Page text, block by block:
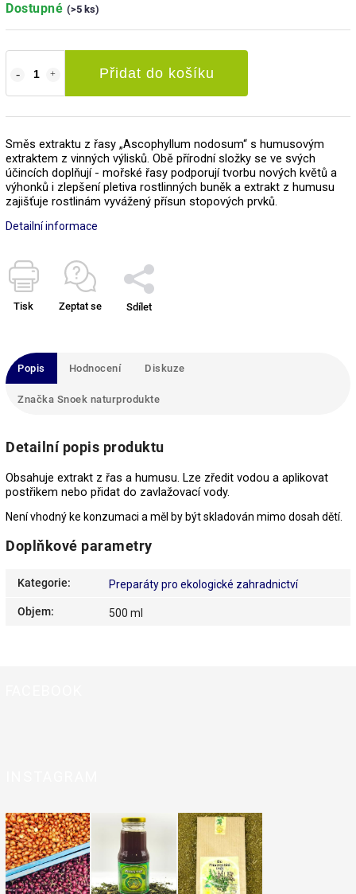
Dostupné (>5 ks)
Přidat do košíku
Směs extraktu z řasy „Ascophyllum nodosum“ s humusovým
extraktem z vinných výlisků. Obě přírodní složky se ve svých
účincích doplňují - mořské řasy podporují tvorbu nových květů a
výhonků i zlepšení pletiva rostlinných buněk a extrakt z humusu
zajišťuje rostlinám vyvážený přísun stopových prvků.
Detailní informace
Tisk Zeptat se Sdílet
Popis Hodnocení Diskuze
Značka Snoek naturprodukte
Detailní popis produktu
Obsahuje extrakt z řas a humusu. Lze zředit vodou a aplikovat
postřikem nebo přidat do zavlažovací vody.
Není vhodný ke konzumaci a měl by být skladován mimo dosah dětí.
Doplňkové parametry
Kategorie: Preparáty pro ekologické zahradnictví
Objem: 500 ml